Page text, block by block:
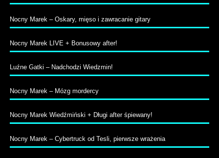
Nocny Marek – Oskary, mięso i zawracanie gitary
Nocny Marek LIVE + Bonusowy after!
Luźne Gatki – Nadchodzi Wiedzmin!
Nocny Marek – Mózg mordercy
Nocny Marek Wiedźmiński + Długi after śpiewany!
Nocny Marek – Cybertruck od Tesli, pierwsze wrażenia